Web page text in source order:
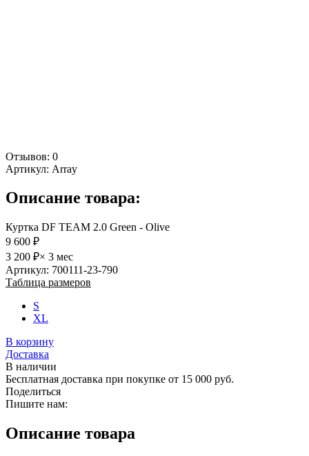
Отзывов: 0
Артикул: Array
Описание товара:
Куртка DF TEAM 2.0 Green - Olive
9 600 ₽
3 200 ₽× 3 мес
Артикул: 700111-23-790
Таблица размеров
S
XL
В корзину
Доставка
В наличии
Бесплатная доставка при покупке от 15 000 руб.
Поделиться
Пишите нам:
Описание товара